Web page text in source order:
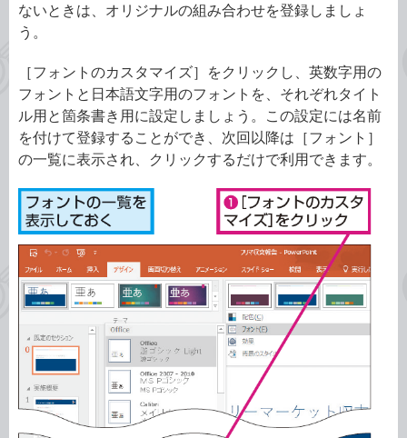
ないときは、オリジナルの組み合わせを登録しましょ
う。
［フォントのカスタマイズ］をクリックし、英数字用の
フォントと日本語文字用のフォントを、それぞれタイト
ル用と箇条書き用に設定しましょう。この設定には名前
を付けて登録することができ、次回以降は［フォント］
の一覧に表示され、クリックするだけで利用できます。